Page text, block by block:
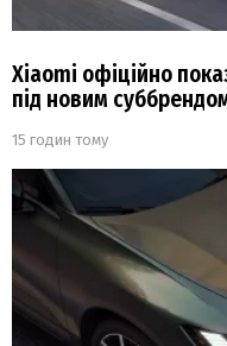
Xiaomi офіційно
під новим
15 годин тому